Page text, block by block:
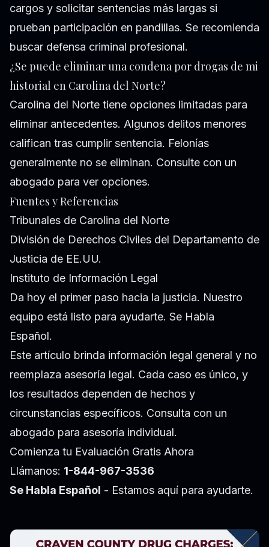
cargos y solicitar sentencias más largas si
prueban participación en pandillas. Se recomienda
buscar defensa criminal profesional.
¿Se puede eliminar una condena por drogas de mi
historial en Carolina del Norte?
Carolina del Norte tiene opciones limitadas para
eliminar antecedentes. Algunos delitos menores
califican tras cumplir sentencia. Felonías
generalmente no se eliminan. Consulte con un
abogado para ver opciones.
Fuentes y Referencias
Tribunales de Carolina del Norte
División de Derechos Civiles del Departamento de
Justicia de EE.UU.
Instituto de Información Legal
Da hoy el primer paso hacia la justicia. Nuestro
equipo está listo para ayudarte. Se Habla
Español.
Este artículo brinda información legal general y no
reemplaza asesoría legal. Cada caso es único, y
los resultados dependen de hechos y
circunstancias específicos. Consulta con un
abogado para asesoría individual.
Comienza tu Evaluación Gratis Ahora
Llámanos: 1-844-967-3536
Se Habla Español - Estamos aquí para ayudarte.